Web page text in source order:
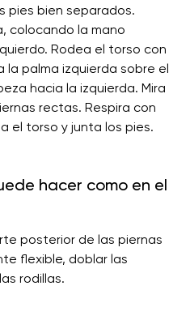
pies bien separados.
colocando la mano
Rodea el torso con
la palma izquierda sobre el
hacia la izquierda. Mira
rectas. Respira con
el torso y junta los pies.
hacer como en el
posterior de las piernas
flexible, doblar las
rodillas.